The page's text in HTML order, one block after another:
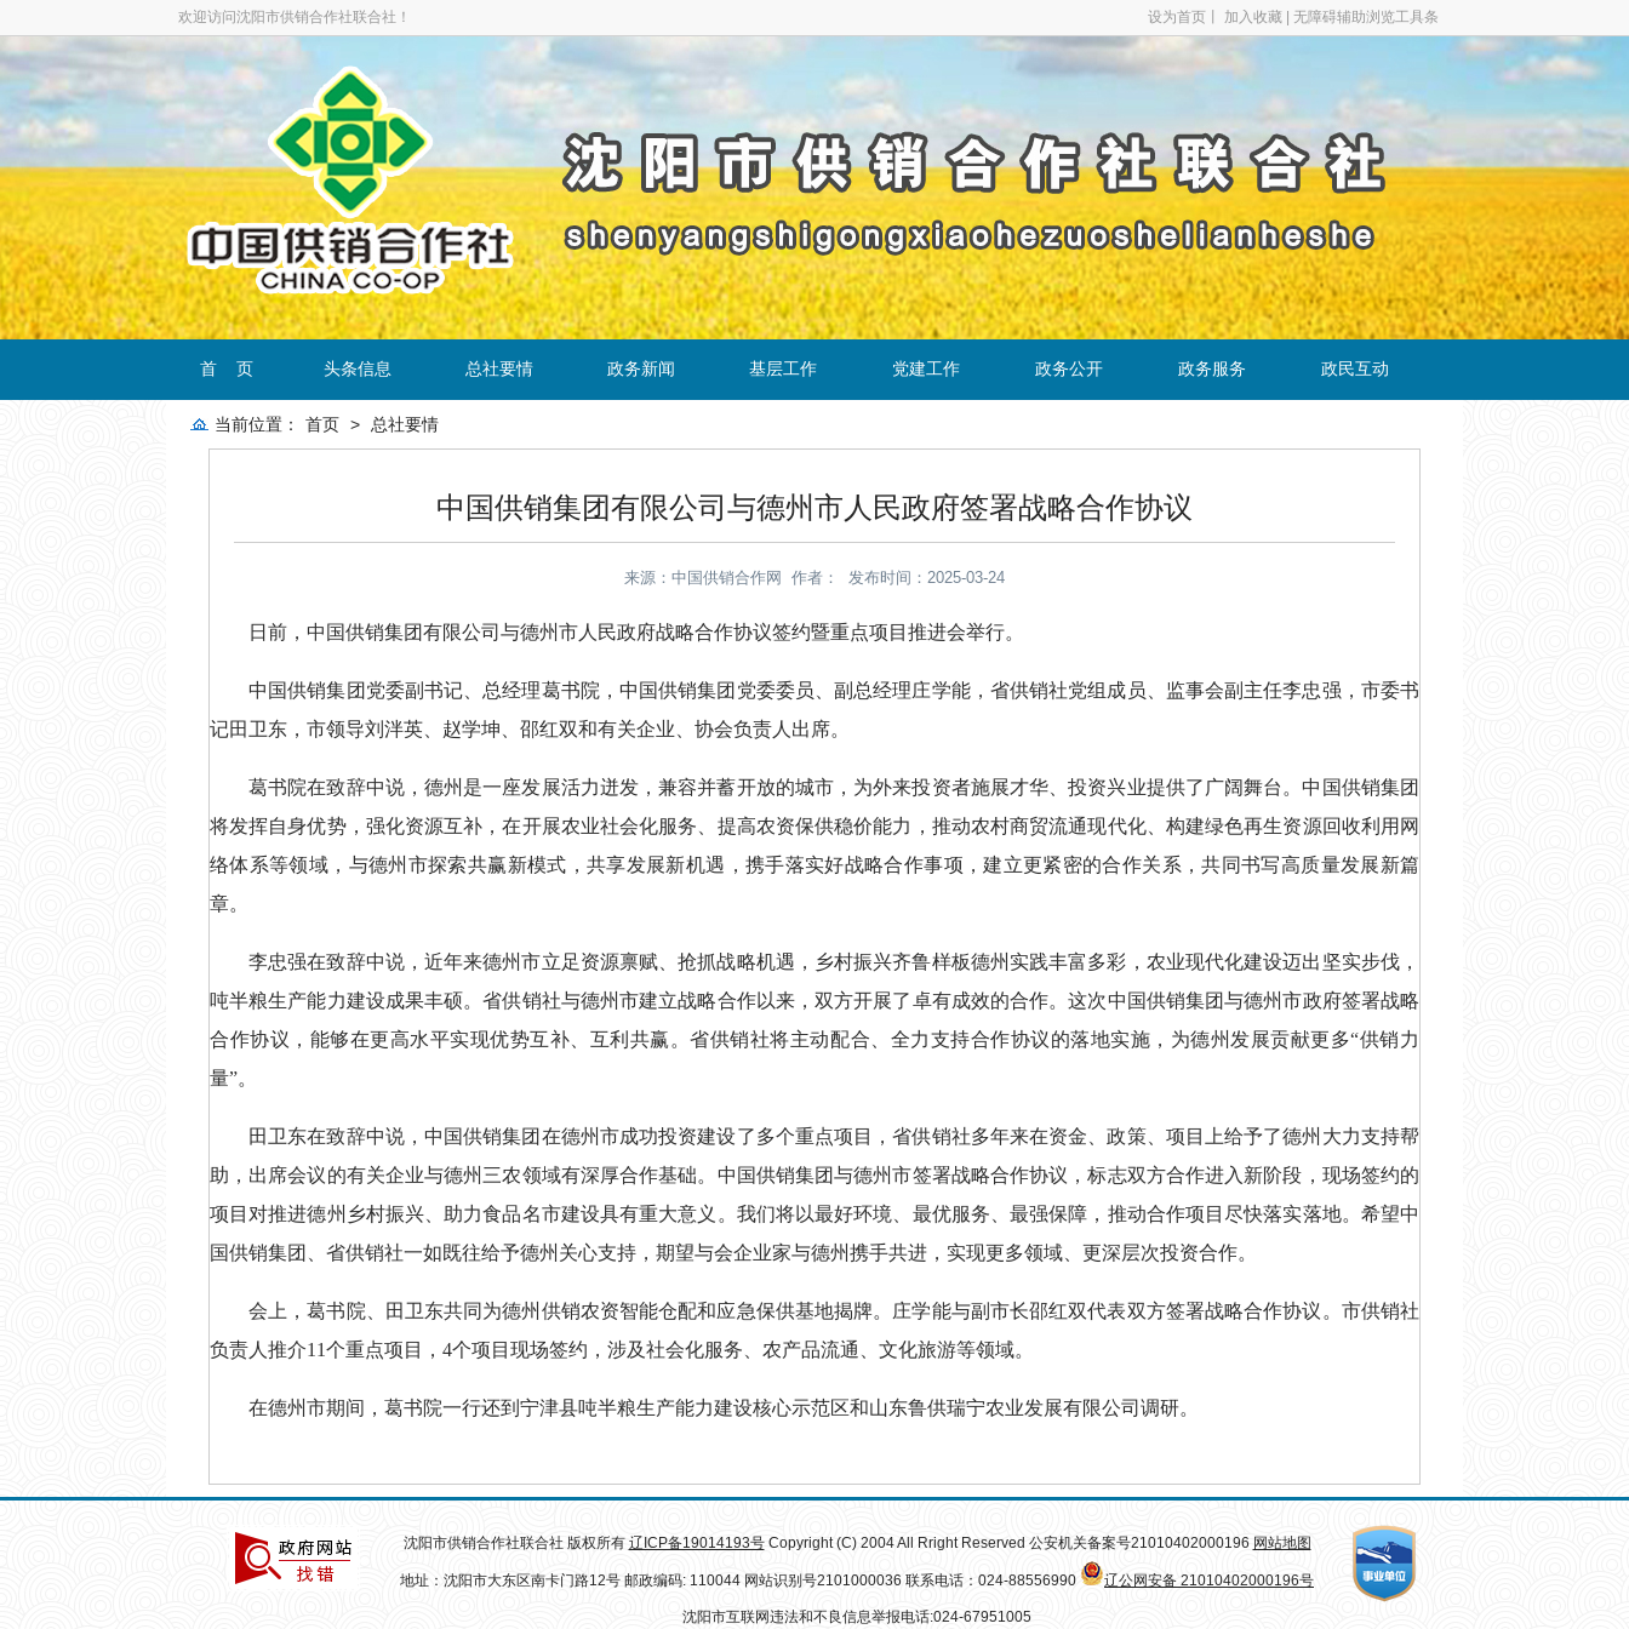
欢迎访问沈阳市供销合作社联合社！ 设为首页 加入收藏 无障碍辅助浏览工具条
首 页 头条信息 总社要情 政务新闻 基层工作 党建工作 政务公开 政务服务 政民互动
当前位置： 首页 > 总社要情
中国供销集团有限公司与德州市人民政府签署战略合作协议
来源：中国供销合作网 作者： 发布时间：2025-03-24
日前，中国供销集团有限公司与德州市人民政府战略合作协议签约暨重点项目推进会举行。
中国供销集团党委副书记、总经理葛书院，中国供销集团党委委员、副总经理庄学能，省供销社党组成员、监事会副主任李忠强，市委书
记田卫东，市领导刘泮英、赵学坤、邵红双和有关企业、协会负责人出席。
葛书院在致辞中说，德州是一座发展活力迸发，兼容并蓄开放的城市，为外来投资者施展才华、投资兴业提供了广阔舞台。中国供销集团
将发挥自身优势，强化资源互补，在开展农业社会化服务、提高农资保供稳价能力，推动农村商贸流通现代化、构建绿色再生资源回收利用网
络体系等领域，与德州市探索共赢新模式，共享发展新机遇，携手落实好战略合作事项，建立更紧密的合作关系，共同书写高质量发展新篇
章。
李忠强在致辞中说，近年来德州市立足资源禀赋、抢抓战略机遇，乡村振兴齐鲁样板德州实践丰富多彩，农业现代化建设迈出坚实步伐，
吨半粮生产能力建设成果丰硕。省供销社与德州市建立战略合作以来，双方开展了卓有成效的合作。这次中国供销集团与德州市政府签署战略
合作协议，能够在更高水平实现优势互补、互利共赢。省供销社将主动配合、全力支持合作协议的落地实施，为德州发展贡献更多“供销力
量”。
田卫东在致辞中说，中国供销集团在德州市成功投资建设了多个重点项目，省供销社多年来在资金、政策、项目上给予了德州大力支持帮
助，出席会议的有关企业与德州三农领域有深厚合作基础。中国供销集团与德州市签署战略合作协议，标志双方合作进入新阶段，现场签约的
项目对推进德州乡村振兴、助力食品名市建设具有重大意义。我们将以最好环境、最优服务、最强保障，推动合作项目尽快落实落地。希望中
国供销集团、省供销社一如既往给予德州关心支持，期望与会企业家与德州携手共进，实现更多领域、更深层次投资合作。
会上，葛书院、田卫东共同为德州供销农资智能仓配和应急保供基地揭牌。庄学能与副市长邵红双代表双方签署战略合作协议。市供销社
负责人推介11个重点项目，4个项目现场签约，涉及社会化服务、农产品流通、文化旅游等领域。
在德州市期间，葛书院一行还到宁津县吨半粮生产能力建设核心示范区和山东鲁供瑞宁农业发展有限公司调研。
沈阳市供销合作社联合社 版权所有 辽ICP备19014193号Copyright (C) 2004 All Rright Reserved 公安机关备案号21010402000196 网站地图
地址：沈阳市大东区南卡门路12号 邮政编码: 110044 网站识别号2101000036 联系电话：024-88556990 辽公网安备 21010402000196号
沈阳市互联网违法和不良信息举报电话:024-67951005